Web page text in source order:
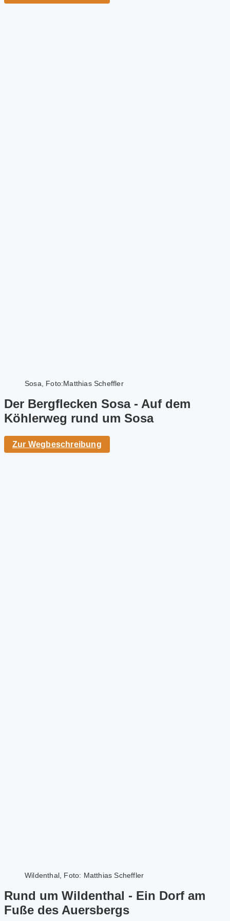
Sosa, Foto:Matthias Scheffler
Der Bergflecken Sosa - Auf dem
Köhlerweg rund um Sosa
Zur Wegbeschreibung
Wildenthal, Foto: Matthias Scheffler
Rund um Wildenthal - Ein Dorf am
Fuße des Auersbergs